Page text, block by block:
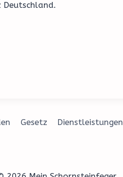
Gesetz Dienstleistungen